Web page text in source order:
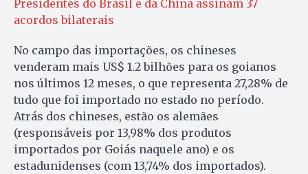
Presidentes do Brasil e da China assinam 37
acordos bilaterais
No campo das importações, os chineses
venderam mais US$ 1.2 bilhões para os goianos
nos últimos 12 meses, o que representa 27,28% de
tudo que foi importado no estado no período.
Atrás dos chineses, estão os alemães
(responsáveis por 13,98% dos produtos
importados por Goiás naquele ano) e os
estadunidenses (com 13,74% dos importados).